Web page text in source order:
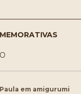
em amigurumi